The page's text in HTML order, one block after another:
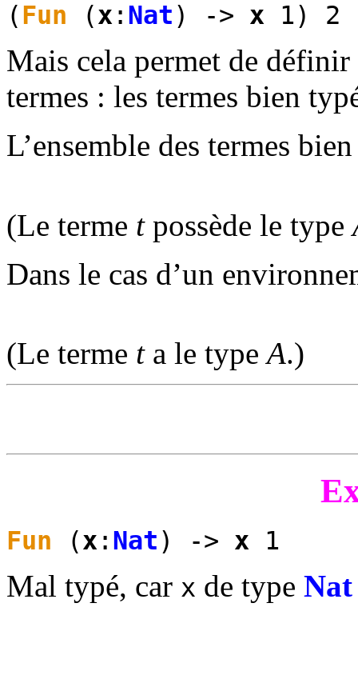
(Fun (x: Nat) -> x 1) 2
Mais cela permet de
termes : les termes bien
L’ensemble des termes
(Le terme tpossède le type
Dans le cas d’un
(Le terme ta le typeA.)
Fun (x : Nat) -> x 1
Mal typé, car x de type Nat